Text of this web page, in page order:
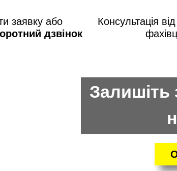
заявку або
дзвінок
Консультація від
Залишіть